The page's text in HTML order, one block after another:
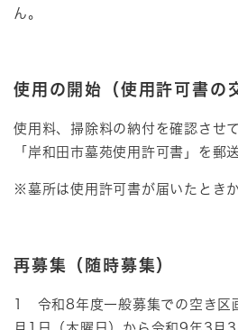
ん。
使用の開始（使用許可書の
使用料、掃除料の納付を確認させ
「岸和田市墓苑使用許可書」を郵
※墓所は使用許可書が届いたとき
再募集（随時募集）
1 令和8年度一般募集での空き区